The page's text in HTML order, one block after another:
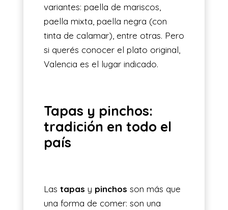
variantes: paella de mariscos,
paella mixta, paella negra (con
tinta de calamar), entre otras. Pero
si querés conocer el plato original,
Valencia es el lugar indicado.
Tapas y pinchos:
tradición en todo el
país
Las tapas y pinchos son más que
una forma de comer: son una